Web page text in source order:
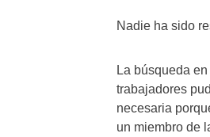
Nadie ha sido
La búsqueda
trabajadores
necesaria
un miembro de